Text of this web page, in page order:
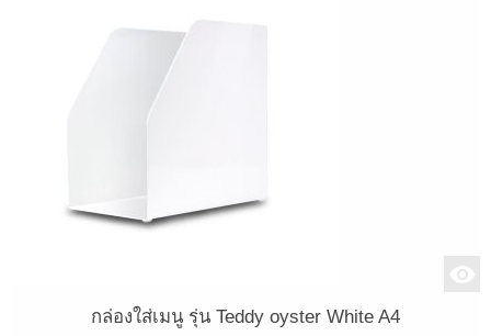
กล่องใส่เมนู รุ่น Teddy oyster White A4